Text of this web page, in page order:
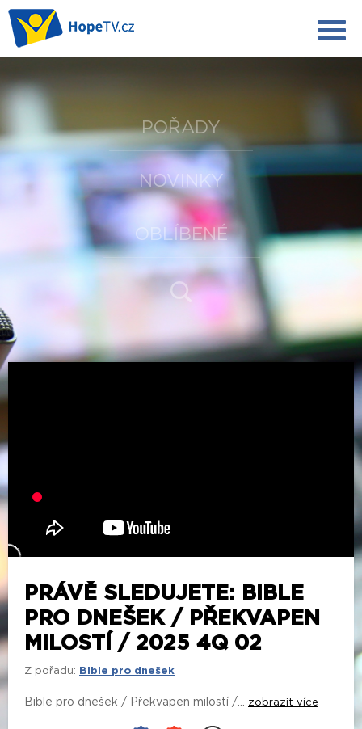
POŘADY
NOVINKY
OBLÍBENÉ
PRÁVĚ SLEDUJETE: BIBLE
PRO DNEŠEK / PŘEKVAPEN
MILOSTÍ / 2025 4Q 02
Z pořadu: Bible pro dnešek
Bible pro dnešek / Překvapen milostí /... zobrazit více